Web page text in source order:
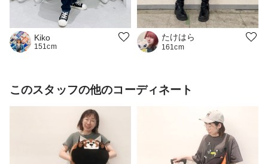
Kiko
151cm
たけはら
161cm
このスタッフの他のコーディネート